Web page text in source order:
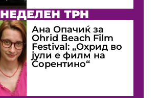
НЕДЕЛЕН ТРН
Ана Опачиќ за
Оhrid Beach Film
Festival: „Охрид во
јули е филм на
Сорентино“